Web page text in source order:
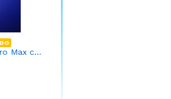
Cover iPhone 13 Pro Max caritas